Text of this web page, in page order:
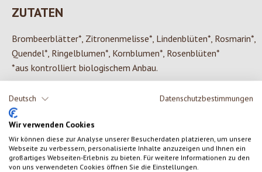
Deutsch Datenschutzbestimmungen
Wir verwenden Cookies
Wir können diese zur Analyse unserer Besucherdaten platzieren, um unsere
Webseite zu verbessern, personalisierte Inhalte anzuzeigen und Ihnen ein
großartiges Webseiten-Erlebnis zu bieten. Für weitere Informationen zu den
von uns verwendeten Cookies öffnen Sie die Einstellungen.
ZUTATEN
Brombeerblätter*, Zitronenmelisse*, Lindenblüten*, Rosmarin*,
Quendel*, Ringelblumen*, Kornblumen*, Rosenblüten*
*aus kontrolliert biologischem Anbau.
0 von 0 Bewertungen
Durchschnittliche Bewertung von 0 von 5 Sternen
Gib eine Bewertung ab!